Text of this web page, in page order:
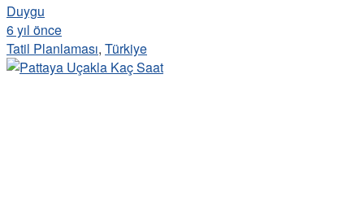
Duygu
6 yıl önce
Tatil Planlaması, Türkiye